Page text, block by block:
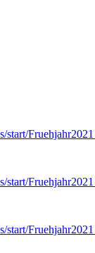
start/
start/
start/